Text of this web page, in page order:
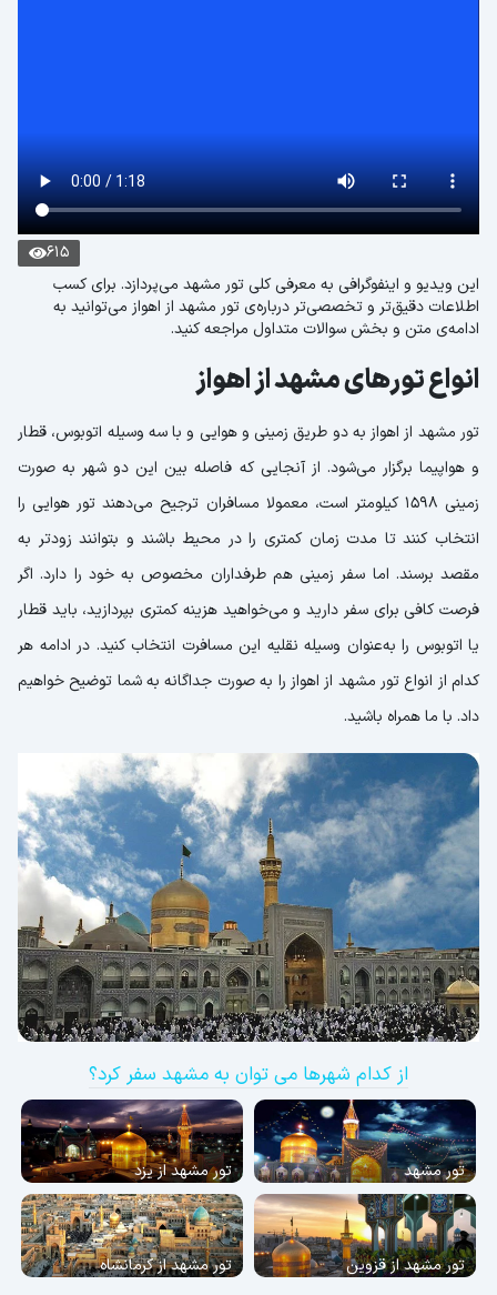
615
این ویدیو و اینفوگرافی به معرفی کلی تور مشهد می‌پردازد. برای کسب
اطلاعات دقیق‌تر و تخصصی‌تر درباره‌ی تور مشهد از اهواز می‌توانید به
ادامه‌ی متن و بخش سوالات متداول مراجعه کنید.
انواع تورهای مشهد از اهواز
تور مشهد از اهواز به دو طریق زمینی و هوایی و با سه وسیله اتوبوس، قطار
و هواپیما برگزار می‌شود. از آنجایی که فاصله بین این دو شهر به صورت
زمینی 1598 کیلومتر است، معمولا مسافران ترجیح می‌دهند تور هوایی را
انتخاب کنند تا مدت زمان کمتری را در محیط باشند و بتوانند زودتر به
مقصد برسند. اما سفر زمینی هم طرفداران مخصوص به خود را دارد. اگر
فرصت کافی برای سفر دارید و می‌خواهید هزینه کمتری بپردازید، باید قطار
یا اتوبوس را به‌عنوان وسیله نقلیه این مسافرت انتخاب کنید. در ادامه هر
کدام از انواع تور مشهد از اهواز را به صورت جداگانه به شما توضیح خواهیم
داد. با ما همراه باشید.
از کدام شهرها می توان به مشهد سفر کرد؟
تور مشهد تور مشهد از یزد
تور مشهد از قزوین تور مشهد از کرمانشاه